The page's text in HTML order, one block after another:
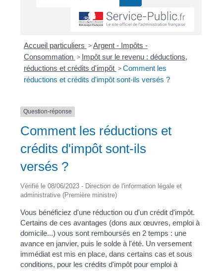
Accueil particuliers >Argent - Impôts -
Consommation > Impôt sur le revenu : déductions,
réductions et crédits d'impôt >Comment les
réductions et crédits d'impôt sont-ils versés ?
Question-réponse
Comment les réductions et
crédits d'impôt sont-ils
versés ?
Vérifié le 08/06/2023 - Direction de l'information légale et
administrative (Première ministre)
Vous bénéficiez d'une réduction ou d'un crédit d'impôt.
Certains de ces avantages (dons aux œuvres, emploi à
domicile...) vous sont remboursés en 2 temps : une
avance en janvier, puis le solde à l'été. Un versement
immédiat est mis en place, dans certains cas et sous
conditions, pour les crédits d'impôt pour emploi à